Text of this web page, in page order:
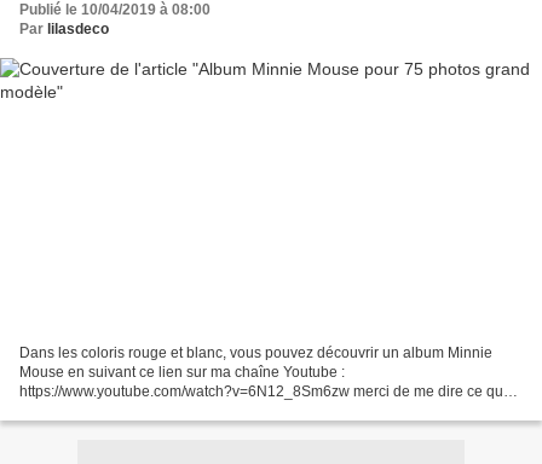
Publié le 10/04/2019 à 08:00
Par lilasdeco
Dans les coloris rouge et blanc, vous pouvez découvrir un album Minnie
Mouse en suivant ce lien sur ma chaîne Youtube :
https://www.youtube.com/watch?v=6N12_8Sm6zw merci de me dire ce que